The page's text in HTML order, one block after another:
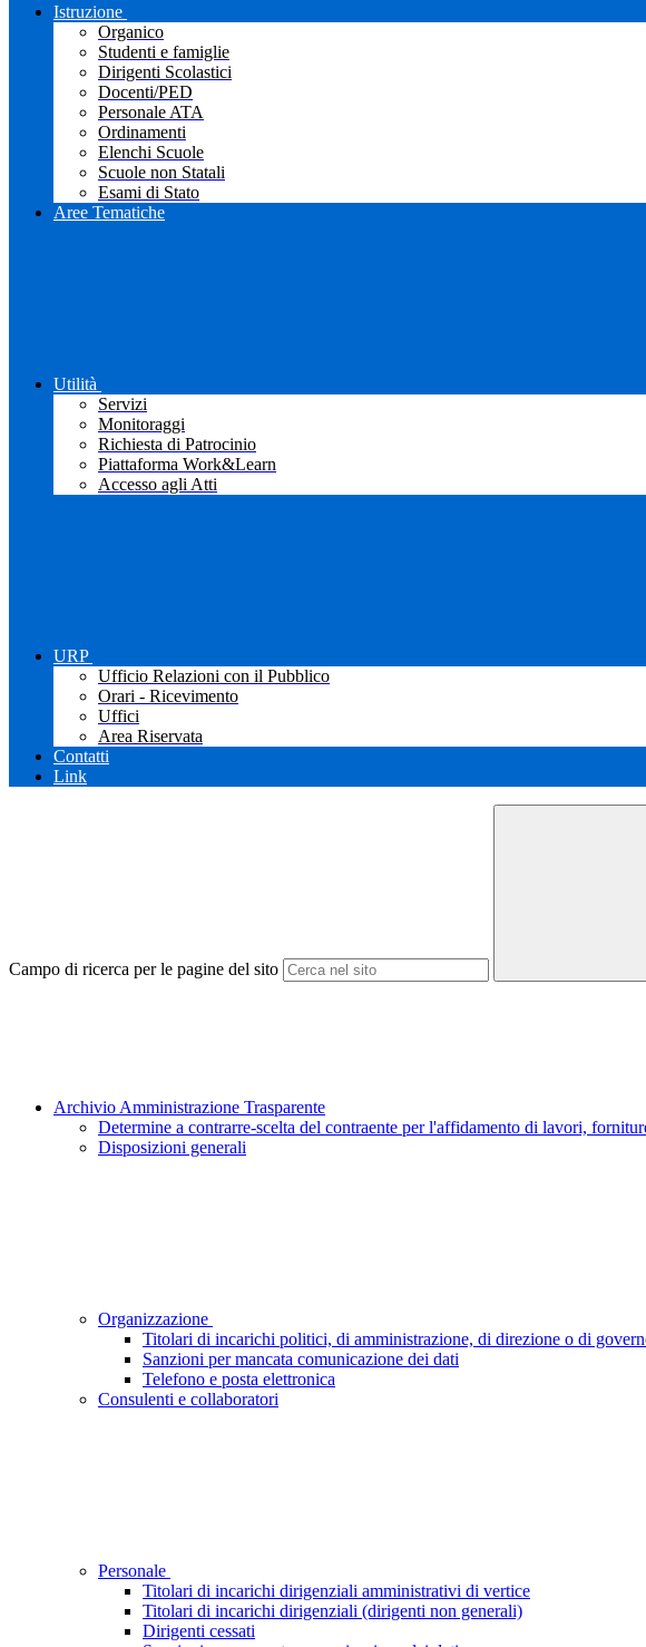
Istruzione
Organico
Studenti e famiglie
Dirigenti Scolastici
Docenti/PED
Personale ATA
Ordinamenti
Elenchi Scuole
Scuole non Statali
Esami di Stato
Aree Tematiche
Utilità
Servizi
Monitoraggi
Richiesta di Patrocinio
Piattaforma Work&Learn
Accesso agli Atti
URP
Ufficio Relazioni con il Pubblico
Orari - Ricevimento
Uffici
Area Riservata
Contatti
Link
Campo di ricerca per le pagine del sito
Archivio Amministrazione Trasparente
Determine a contrarre-scelta del contraente per l'affidamento di lavori,
Disposizioni generali
Organizzazione
Titolari di incarichi politici, di amministrazione, di direzione o di
Sanzioni per mancata comunicazione dei dati
Telefono e posta elettronica
Consulenti e collaboratori
Personale
Titolari di incarichi dirigenziali amministrativi di vertice
Titolari di incarichi dirigenziali (dirigenti non generali)
Dirigenti cessati